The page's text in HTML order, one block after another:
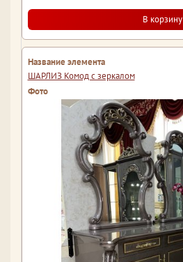
В корзину
ШАРЛИЗ Комод с зеркалом